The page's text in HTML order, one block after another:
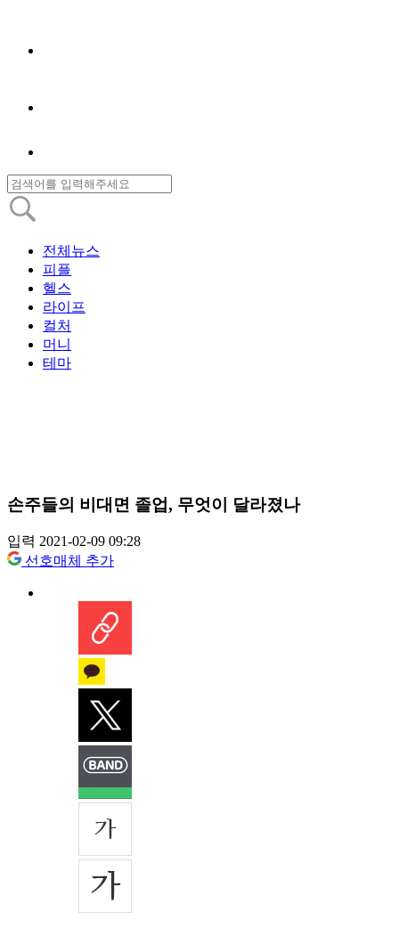
전체뉴스
피플
헬스
라이프
컬처
머니
테마
손주들의 비대면 졸업, 무엇이 달라졌나
입력 2021-02-09 09:28
선호매체 추가